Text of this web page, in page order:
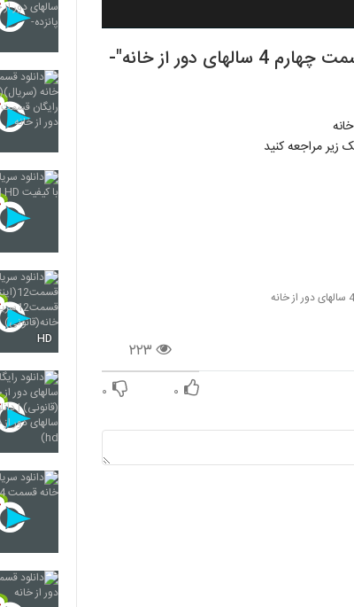
دانلود سریال سالهای دور از خانه " شاهگوش 2 " " قسمت چهارم 4 سالهای دور از خانه"-
۲۲۳
۰ ۰
HD